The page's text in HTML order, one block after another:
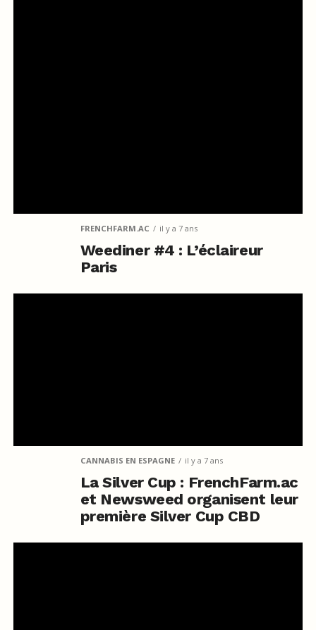
FRENCHFARM.AC il y a 7 ans
Weediner #4 : L’éclaireur
Paris
CANNABIS EN ESPAGNE il y a 7 ans
La Silver Cup : FrenchFarm.ac
et Newsweed organisent leur
première Silver Cup CBD